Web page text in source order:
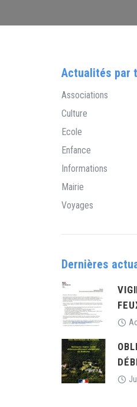
Actualités par
Associations
Culture
Ecole
Enfance
Informations
Mairie
Voyages
Dernières